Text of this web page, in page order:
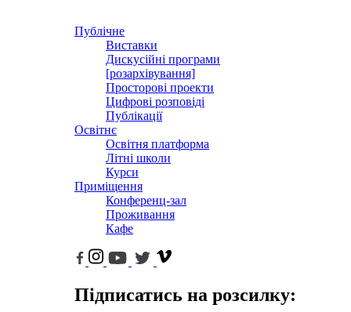
Публічне
Виставки
Дискусійні програми
[розархівування]
Просторові проекти
Цифрові розповіді
Публікації
Освітнє
Освітня платформа
Літні школи
Курси
Приміщення
Конференц-зал
Проживання
Кафе
Підписатись на розсилку: